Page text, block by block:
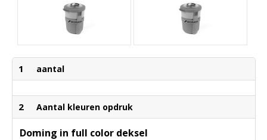
1 aantal
2 Aantal kleuren opdruk
Doming in full color deksel